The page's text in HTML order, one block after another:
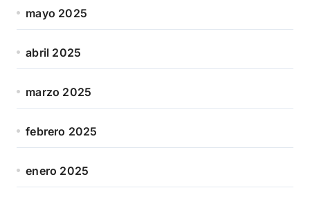
mayo 2025
abril 2025
marzo 2025
febrero 2025
enero 2025